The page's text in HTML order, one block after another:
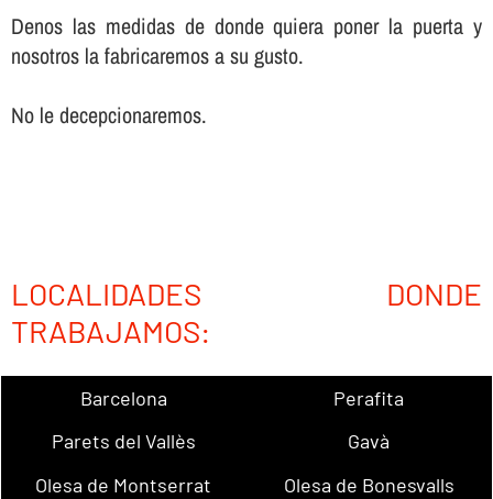
Denos las medidas de donde quiera poner la puerta y
nosotros la fabricaremos a su gusto.
No le decepcionaremos.
LOCALIDADES DONDE
TRABAJAMOS:
Barcelona
Perafita
Parets del Vallès
Gavà
Olesa de Montserrat
Olesa de Bonesvalls